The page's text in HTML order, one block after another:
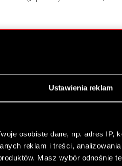
Ustawienia reklam
osobiste dane, np. adres IP,
reklam i treści,
Masz wybór odnośnie
września 2025 roku
Art. 2 ust. 2 i 3
roku uzupełniającego